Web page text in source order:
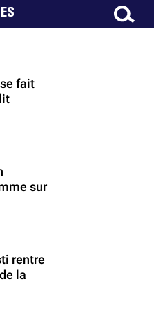
fait
sur
rentre
la